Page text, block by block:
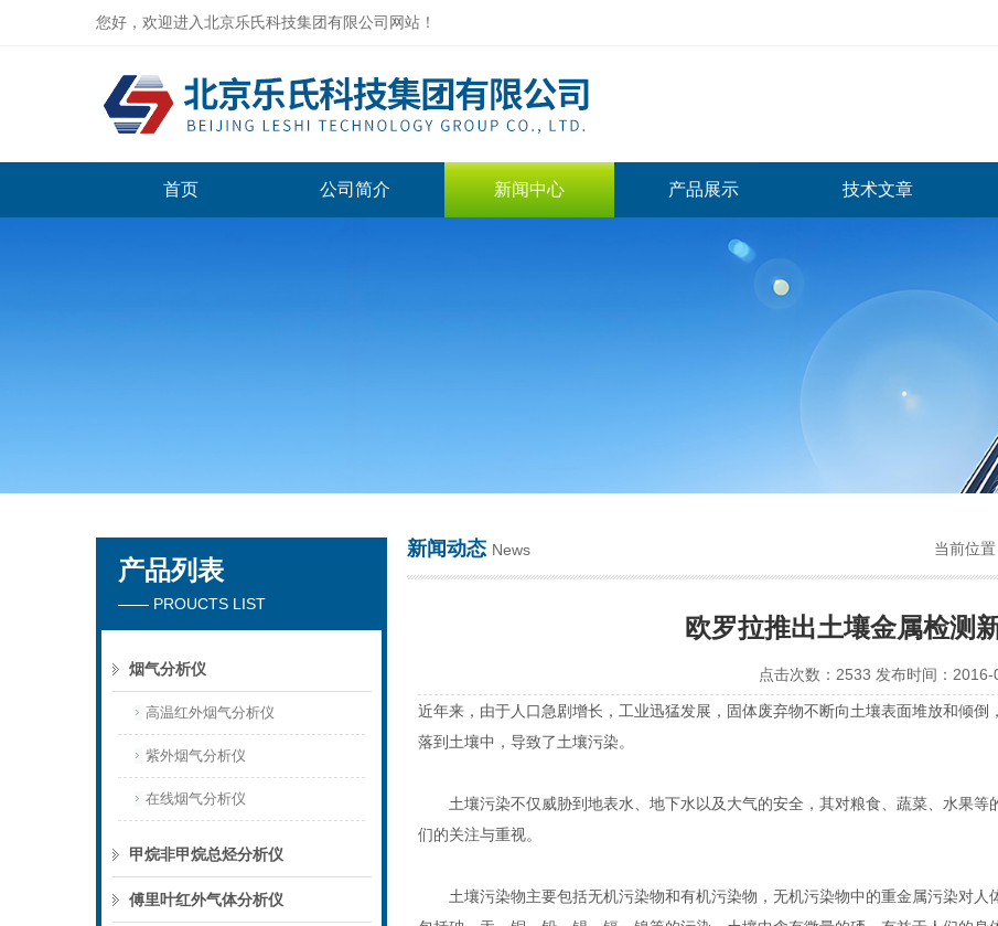
您好，欢迎进入北京乐氏科技集团有限公司网站！
北京乐氏科技集团有限公司
首页 公司简介 新闻中心 产品展示 技术文章
产品列表
—— PROUCTS LIST
烟气分析仪
高温红外烟气分析仪
紫外烟气分析仪
在线烟气分析仪
甲烷非甲烷总烃分析仪
傅里叶红外气体分析仪
新闻动态 News 当前位置
欧罗拉推出土壤金属检测
点击次数：2533 发布时间：2016-
近年来，由于人口急剧增长，工业迅猛发展，固体废弃物不断向土壤表面堆放和倾
落到土壤中，导致了土壤污染。
土壤污染不仅威胁到地表水、地下水以及大气的安全，其对粮食、蔬菜、水果等
们的关注与重视。
土壤污染物主要包括无机污染物和有机污染物，无机污染物中的重金属污染对人